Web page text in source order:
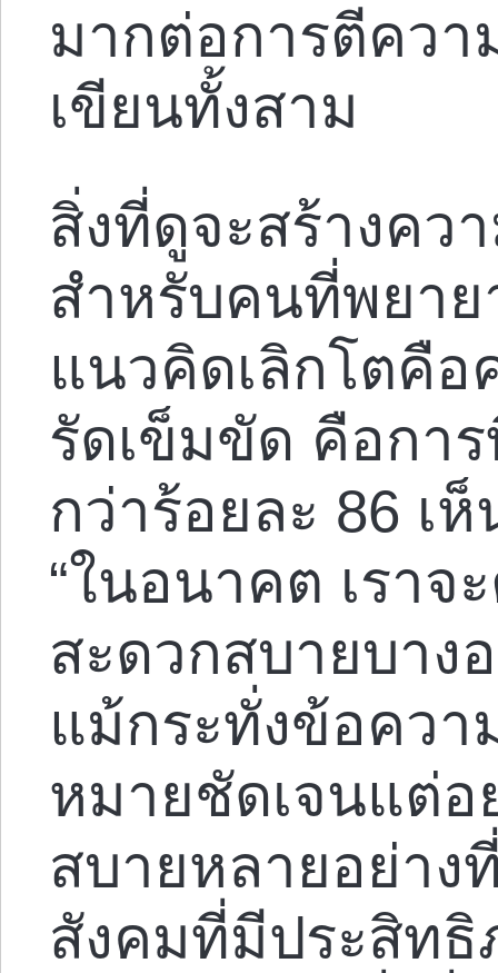
มากต่อการตีควา
เขียนทั้งสาม
สิ่งที่ดูจะสร้างคว
สำหรับคนที่พยา
แนวคิดเลิกโตคือ
รัดเข็มขัด คือกา
กว่าร้อยละ 86 เ
“ในอนาคต เราจ
สะดวกสบายบาง
แม้กระทั่งข้อควา
หมายชัดเจนแต่อ
สบายหลายอย่าง
สังคมที่มีประสิท